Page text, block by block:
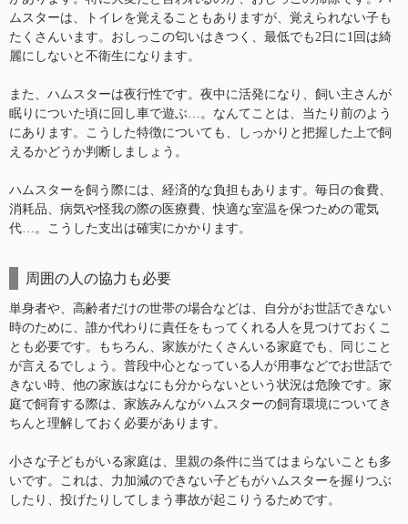
ムスターは、トイレを覚えることもありますが、覚えられない子も
たくさんいます。おしっこの匂いはきつく、最低でも2日に1回は綺
麗にしないと不衛生になります。
また、ハムスターは夜行性です。夜中に活発になり、飼い主さんが
眠りについた頃に回し車で遊ぶ…。なんてことは、当たり前のよう
にあります。こうした特徴についても、しっかりと把握した上で飼
えるかどうか判断しましょう。
ハムスターを飼う際には、経済的な負担もあります。毎日の食費、
消耗品、病気や怪我の際の医療費、快適な室温を保つための電気
代…。こうした支出は確実にかかります。
周囲の人の協力も必要
単身者や、高齢者だけの世帯の場合などは、自分がお世話できない
時のために、誰か代わりに責任をもってくれる人を見つけておくこ
とも必要です。もちろん、家族がたくさんいる家庭でも、同じこと
が言えるでしょう。普段中心となっている人が用事などでお世話で
きない時、他の家族はなにも分からないという状況は危険です。家
庭で飼育する際は、家族みんながハムスターの飼育環境についてき
ちんと理解しておく必要があります。
小さな子どもがいる家庭は、里親の条件に当てはまらないことも多
いです。これは、力加減のできない子どもがハムスターを握りつぶ
したり、投げたりしてしまう事故が起こりうるためです。